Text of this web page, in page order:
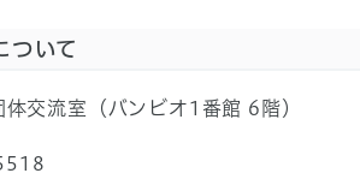
ついて
体交流室（バンビオ1番館 6階）